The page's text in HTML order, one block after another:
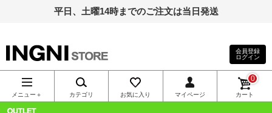
平日、土曜14時までのご注文は当日発送
INGNI（イン
グ）公式通
会員登録
ログイン
メニュー＋ カテゴリ お気に入り マイページ カート
0